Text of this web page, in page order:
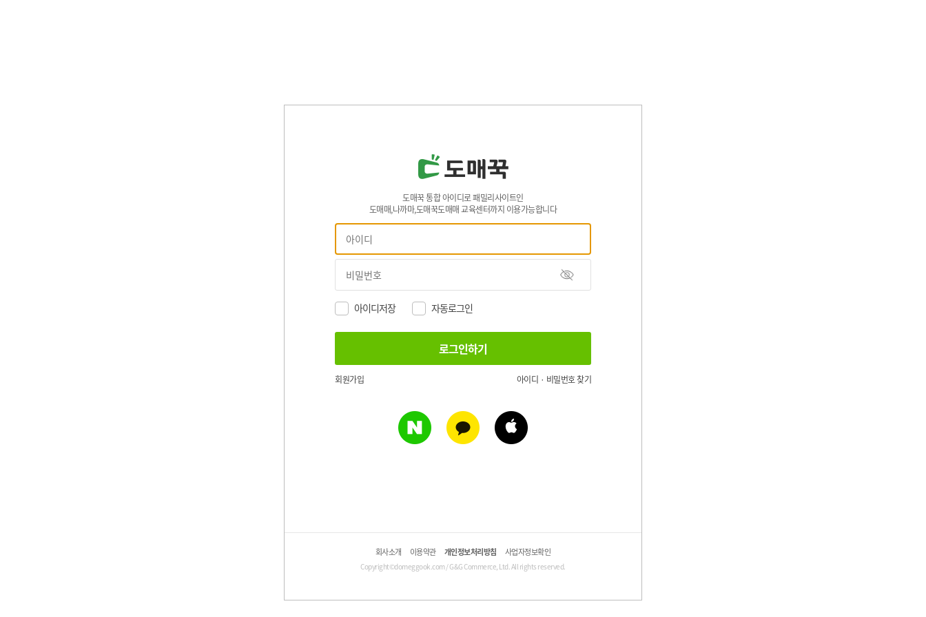
도매꾹 통합 아이디로 패밀리사이트인
도매매,나까마,도매꾹도매매 교육센터까지 이용가능합니다
아이디저장 자동로그인
회원가입 아이디 · 비밀번호 찾기
회사소개 이용약관 개인정보처리방침 사업자정보확인
Copyright©domeggook.com / G&G Commerce, Ltd. All rights reserved.